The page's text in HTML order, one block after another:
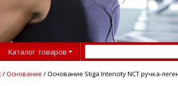
Каталог товаров
/Основание / Основание Stiga Intencity NCT ручка-